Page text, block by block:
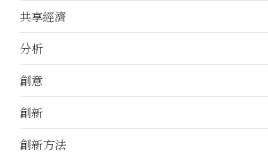
共享經濟
分析
創意
創新
創新方法